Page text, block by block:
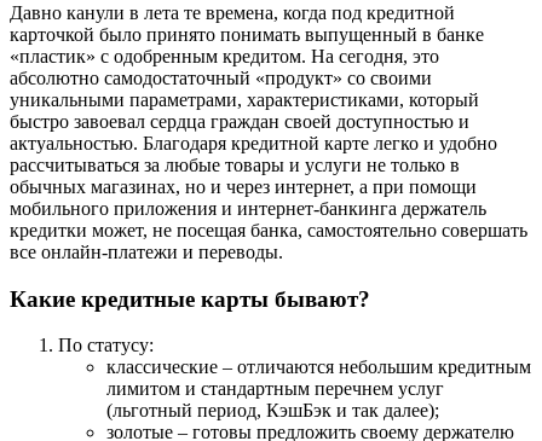
Давно канули в лета те времена, когда под кредитной
карточкой было принято понимать выпущенный в банке
«пластик» с одобренным кредитом. На сегодня, это
абсолютно самодостаточный «продукт» со своими
уникальными параметрами, характеристиками, который
быстро завоевал сердца граждан своей доступностью и
актуальностью. Благодаря кредитной карте легко и удобно
рассчитываться за любые товары и услуги не только в
обычных магазинах, но и через интернет, а при помощи
мобильного приложения и интернет-банкинга держатель
кредитки может, не посещая банка, самостоятельно совершать
все онлайн-платежи и переводы.
Какие кредитные карты бывают?
По статусу:
классические – отличаются небольшим кредитным
лимитом и стандартным перечнем услуг
(льготный период, КэшБэк и так далее);
золотые – готовы предложить своему держателю